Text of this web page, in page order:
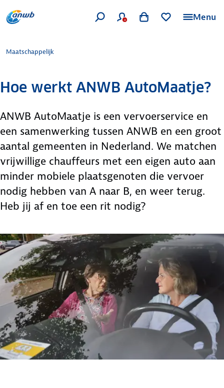
Menu
Maatschappelijk
Hoe werkt ANWB AutoMaatje?
ANWB AutoMaatje is een vervoerservice en
een samenwerking tussen ANWB en een groot
aantal gemeenten in Nederland. We matchen
vrijwillige chauffeurs met een eigen auto aan
minder mobiele plaatsgenoten die vervoer
nodig hebben van A naar B, en weer terug.
Heb jij af en toe een rit nodig?